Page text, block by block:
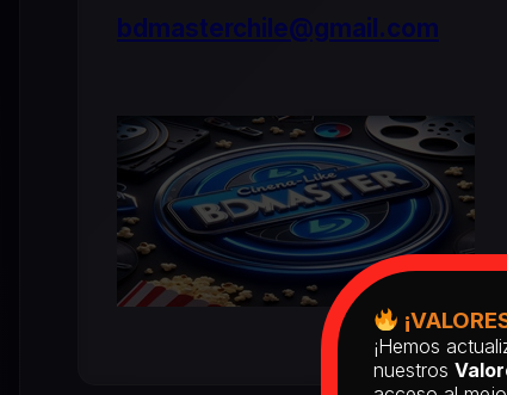
bdmasterchile@gmail.com
¡Hemos
nuestros